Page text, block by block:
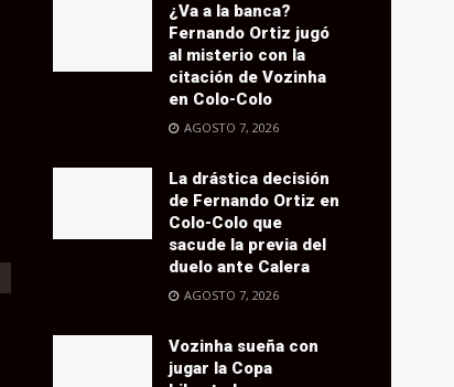
¿Va a la banca?
Fernando Ortiz jugó
al misterio con la
citación de Vozinha
en Colo-Colo
AGOSTO 7, 2026
La drástica decisión
de Fernando Ortiz en
Colo-Colo que
sacude la previa del
duelo ante Calera
AGOSTO 7, 2026
Vozinha sueña con
jugar la Copa